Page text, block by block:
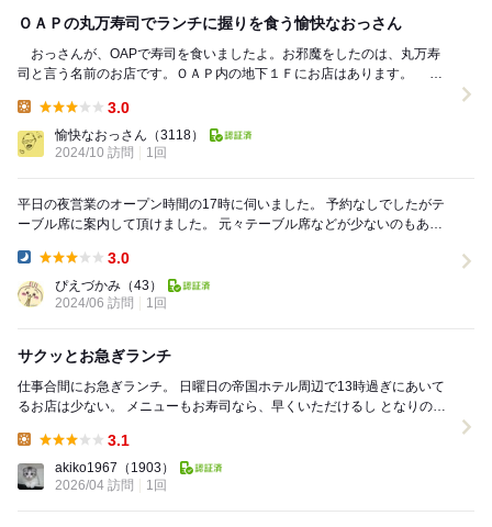
ＯＡＰの丸万寿司でランチに握りを食う愉快なおっさん
おっさんが、OAPで寿司を食いましたよ。お邪魔をしたのは、丸万寿
司と言う名前のお店です。ＯＡＰ内の地下１Ｆにお店はあります。
3.0
愉快なおっさん （3118）
2024/10 訪問
1回
平日の夜営業のオープン時間の17時に伺いました。 予約なしでしたがテ
ーブル席に案内して頂けました。 元々テーブル席などが少ないのもあり
3.0
ぴえづかみ （43）
2024/06 訪問
1回
サクッとお急ぎランチ
仕事合間にお急ぎランチ。 日曜日の帝国ホテル周辺で13時過ぎにあいて
るお店は少ない。 メニューもお寿司なら、早くいただけるし となりの
3.1
akiko1967 （1903）
2026/04 訪問
1回